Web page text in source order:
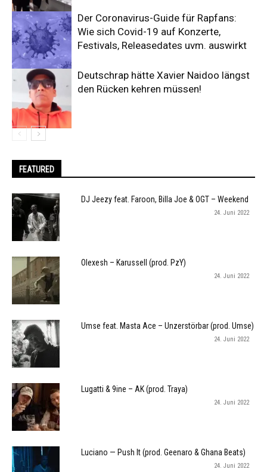
Der Coronavirus-Guide für Rapfans:
Wie sich Covid-19 auf Konzerte,
Festivals, Releasedates uvm. auswirkt
Deutschrap hätte Xavier Naidoo längst
den Rücken kehren müssen!
FEATURED
DJ Jeezy feat. Faroon, Billa Joe & OGT – Weekend
24. Juni 2022
Olexesh – Karussell (prod. PzY)
24. Juni 2022
Umse feat. Masta Ace – Unzerstörbar (prod. Umse)
24. Juni 2022
Lugatti & 9ine – AK (prod. Traya)
24. Juni 2022
Luciano — Push It (prod. Geenaro & Ghana Beats)
24. Juni 2022